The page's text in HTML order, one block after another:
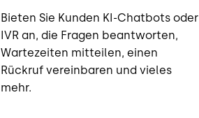
Bieten Sie Kunden KI-Chatbots oder
IVR an, die Fragen beantworten,
Wartezeiten mitteilen, einen
Rückruf vereinbaren und vieles
mehr.